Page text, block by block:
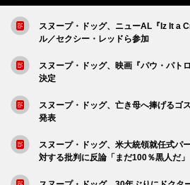
スヌープ・ドッグ、ニューAL『Iz It a
ル／セクシー・レッドら参加
スヌープ・ドッグ、映画『パウ・パト
決定
スヌープ・ドッグ、亡き母へ捧げるゴ
発表
スヌープ・ドッグ、米大統領就任式パ
対する批判に反論「まだ100％黒人だ」